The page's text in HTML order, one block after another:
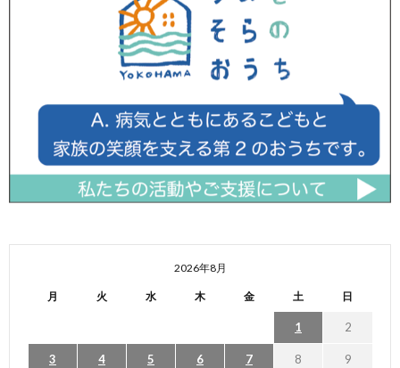
2026年8月
月 火 水 木 金 土 日
1 2
3 4 5 6 7 8 9